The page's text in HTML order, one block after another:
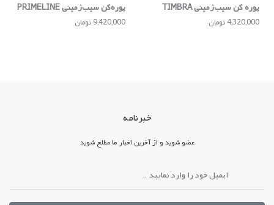
پوره کن سیب‌زمینی TIMBRA
4,320,000 تومان
پوره‌کن سیب‌زمینی PRIMELINE
9,420,000 تومان
خبرنامه
عضو شوید و از آخرین اخبار ما مطلع شوید